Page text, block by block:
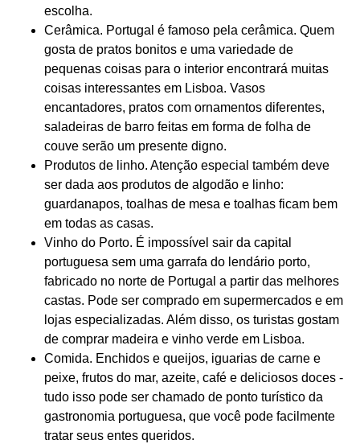
escolha.
Cerâmica. Portugal é famoso pela cerâmica. Quem
gosta de pratos bonitos e uma variedade de
pequenas coisas para o interior encontrará muitas
coisas interessantes em Lisboa. Vasos
encantadores, pratos com ornamentos diferentes,
saladeiras de barro feitas em forma de folha de
couve serão um presente digno.
Produtos de linho. Atenção especial também deve
ser dada aos produtos de algodão e linho:
guardanapos, toalhas de mesa e toalhas ficam bem
em todas as casas.
Vinho do Porto. É impossível sair da capital
portuguesa sem uma garrafa do lendário porto,
fabricado no norte de Portugal a partir das melhores
castas. Pode ser comprado em supermercados e em
lojas especializadas. Além disso, os turistas gostam
de comprar madeira e vinho verde em Lisboa.
Comida. Enchidos e queijos, iguarias de carne e
peixe, frutos do mar, azeite, café e deliciosos doces -
tudo isso pode ser chamado de ponto turístico da
gastronomia portuguesa, que você pode facilmente
tratar seus entes queridos.